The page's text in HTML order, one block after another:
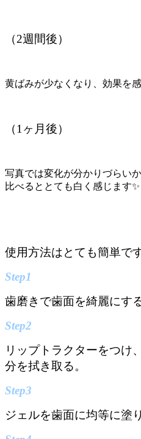
（2週間後）
黄ばみが少なくなり、効果を
（1ヶ月後）
写真では変化が分かりづらい
比べるととても白く感じます✨
使用方法はとても簡単で
Step1
歯磨きで歯面を綺麗にする
Step2
リップトラクターをつけ
分を拭き取る。
Step3
ジェルを歯面に均等に塗